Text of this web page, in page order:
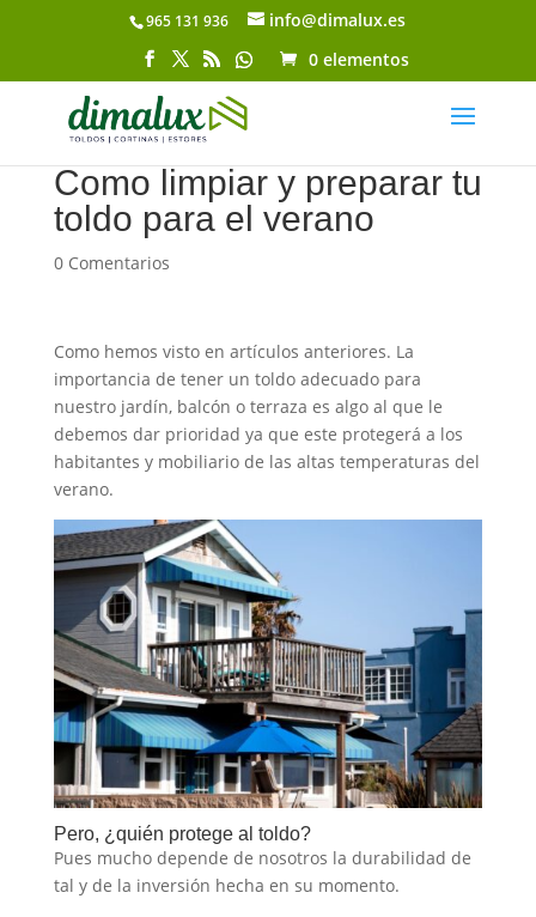
965 131 936
info@dimalux.es
0 elementos
Como limpiar y preparar tu
toldo para el verano
0 Comentarios
Como hemos visto en artículos anteriores. La
importancia de tener un toldo adecuado para
nuestro jardín, balcón o terraza es algo al que le
debemos dar prioridad ya que este protegerá a los
habitantes y mobiliario de las altas temperaturas del
verano.
Pero, ¿quién protege al toldo?
Pues mucho depende de nosotros la durabilidad de
tal y de la inversión hecha en su momento.
Abrir barra de herramientas